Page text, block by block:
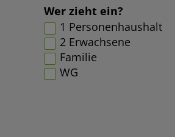
Wer zieht ein?
1 Personenhaushalt
2 Erwachsene
Familie
WG